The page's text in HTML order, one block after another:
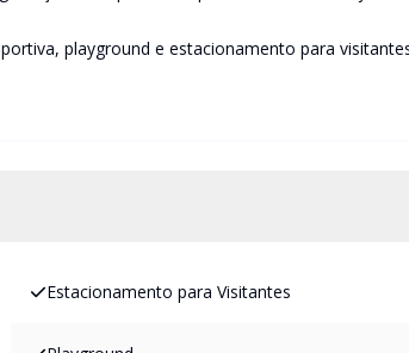
playground e estacionamento para
Estacionamento para Visitantes